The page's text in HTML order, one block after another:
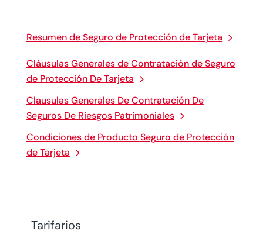
Resumen de Seguro de Protección de Tarjeta
Cláusulas Generales de Contratación de Seguro
de Protección De Tarjeta
Clausulas Generales De Contratación De
Seguros De Riesgos Patrimoniales
Condiciones de Producto Seguro de Protección
de Tarjeta
Tarifarios